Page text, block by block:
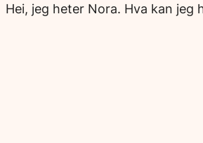
Hei, jeg heter Nora. Hva kan jeg